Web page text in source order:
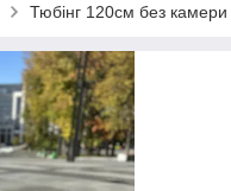
Тюбінг 120см без камери